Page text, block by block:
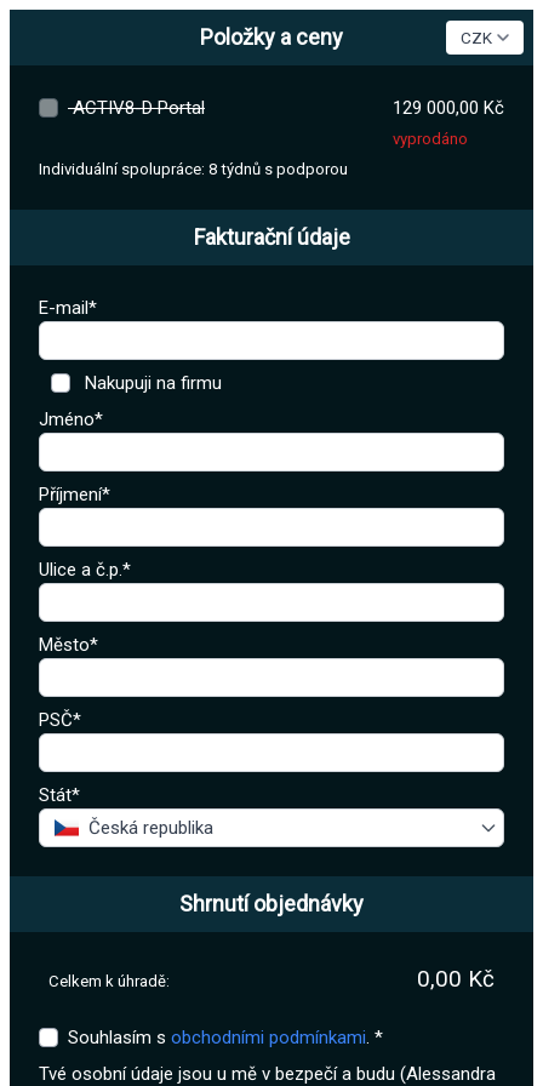
Položky a ceny
ACTIV8-D Portal
vyprodáno
129 000,00 Kč
Individuální spolupráce: 8 týdnů s podporou
Fakturační údaje
E-mail*
Nakupuji na firmu
Jméno*
Příjmení*
Ulice a č.p.*
Město*
PSČ*
Stát*
Česká republika
Shrnutí objednávky
Celkem k úhradě: 0,00 Kč
Souhlasím s obchodními podmínkami. *
Tvé osobní údaje jsou u mě v bezpečí a budu (Alessandra